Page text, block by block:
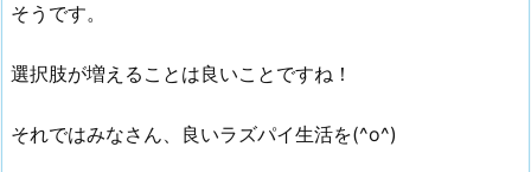
そうです。
選択肢が増えることは良いことですね！
それではみなさん、良いラズパイ生活を(^o^)